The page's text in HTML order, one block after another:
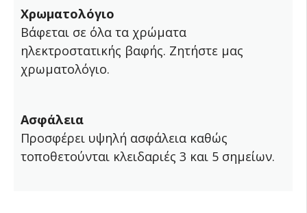
Χρωματολόγιο
Βάφεται σε όλα τα χρώματα
ηλεκτροστατικής βαφής. Ζητήστε μας
χρωματολόγιο.
Ασφάλεια
Προσφέρει υψηλή ασφάλεια καθώς
τοποθετούνται κλειδαριές 3 και 5 σημείων.